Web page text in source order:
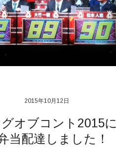
2015年10月12日
オブコント2015に
当配達しました！